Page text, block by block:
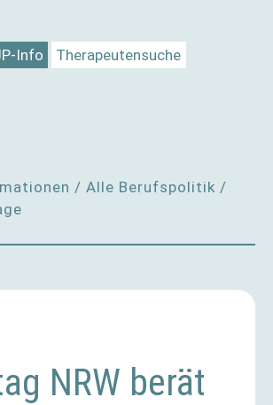
Info Therapeutensuche
/ Alle Berufspolitik /
NRW berät